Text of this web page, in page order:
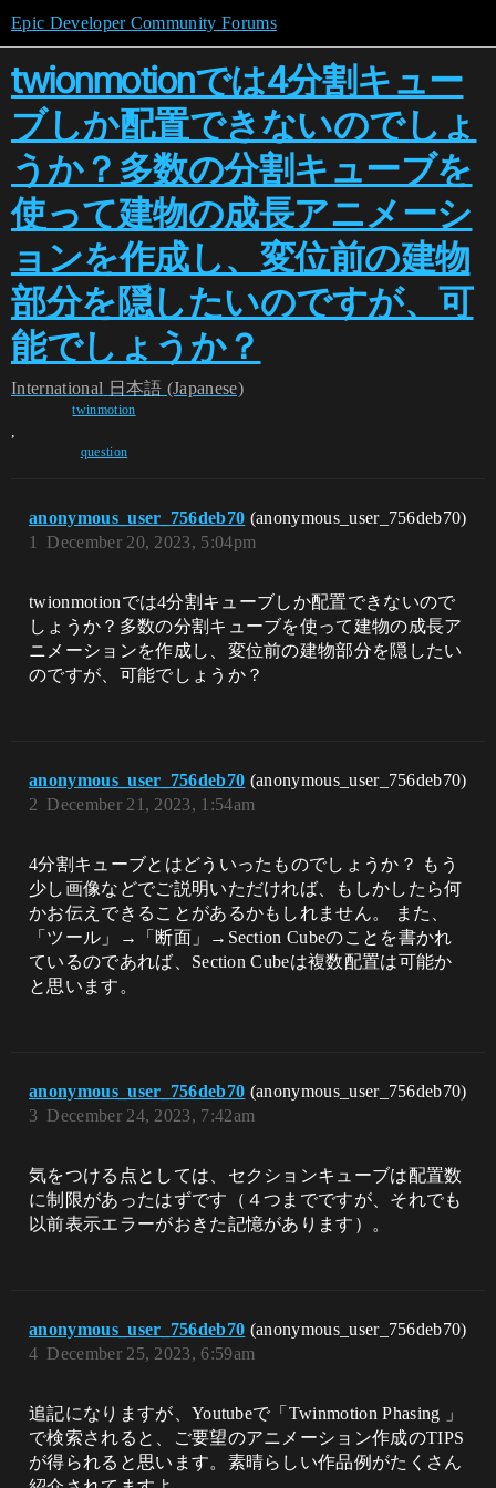
Epic Developer Community Forums
twionmotionでは4分割キュー
ブしか配置できないのでしょ
うか？多数の分割キューブを
使って建物の成長アニメーシ
ョンを作成し、変位前の建物
部分を隠したいのですが、可
能でしょうか？
International 日本語 (Japanese)
twinmotion
,
question
anonymous_user_756deb70 (anonymous_user_756deb70)
December 20, 2023, 5:04pm
1
twionmotionでは4分割キューブしか配置できないので
しょうか？多数の分割キューブを使って建物の成長ア
ニメーションを作成し、変位前の建物部分を隠したい
のですが、可能でしょうか？
anonymous_user_756deb70 (anonymous_user_756deb70)
December 21, 2023, 1:54am
2
4分割キューブとはどういったものでしょうか？ もう
少し画像などでご説明いただければ、もしかしたら何
かお伝えできることがあるかもしれません。 また、
「ツール」→「断面」→Section Cubeのことを書かれ
ているのであれば、Section Cubeは複数配置は可能か
と思います。
anonymous_user_756deb70 (anonymous_user_756deb70)
December 24, 2023, 7:42am
3
気をつける点としては、セクションキューブは配置数
に制限があったはずです（４つまでですが、それでも
以前表示エラーがおきた記憶があります）。
anonymous_user_756deb70 (anonymous_user_756deb70)
December 25, 2023, 6:59am
4
追記になりますが、Youtubeで「Twinmotion Phasing 」
で検索されると、ご要望のアニメーション作成のTIPS
が得られると思います。​素晴らしい作品例がたくさん